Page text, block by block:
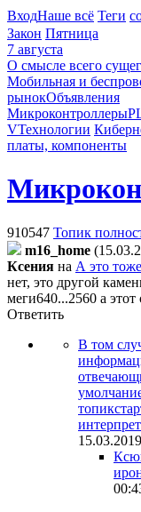
ВходНаше всё Теги
Закон Пятница
7 августа
О смысле всего
Мобильная и
рынокОбъявления
Микроконтроллеры
VТехнологии
платы, компоненты
910547 Топик
m16_home
Ксения на А это
нет, это другой
меги640...2560 а
Ответить
В том